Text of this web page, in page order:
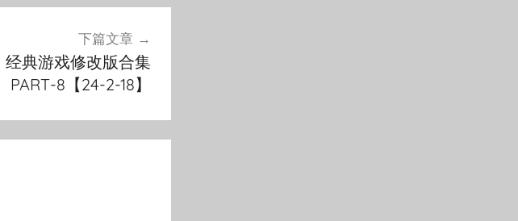
下篇文章
经典游戏修改版合集
PART-8【24-2-18】